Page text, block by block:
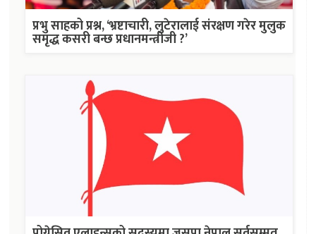
प्रभु साहको प्रश्न, ‘भ्रष्टाचारी, लुटेरालाई संरक्षण गरेर मुलुक
समृद्ध कसरी बन्छ प्रधानमन्त्रीजी ?’